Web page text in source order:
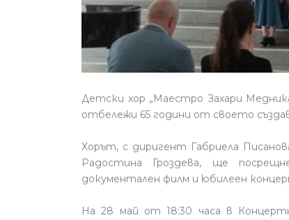
Детски хор „Маестро Захари
отбележи 65 години от своето
Хорът, с диригент Габриела
Радостина Гроздева, ще
документален филм и юбилеен
На 28 май от 18:30 часа в